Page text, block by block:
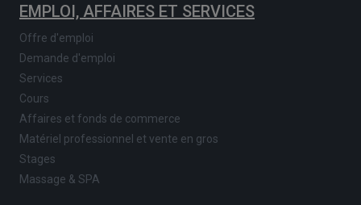
EMPLOI, AFFAIRES ET SERVICES
Offre d'emploi
Demande d'emploi
Services
Cours
Affaires et fonds de commerce
Matériel professionnel et vente en gros
Stages
Massage & SPA